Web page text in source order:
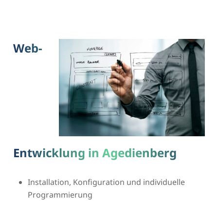
Web-
Entwicklung in Agedienberg
Installation, Konfiguration und individuelle
Programmierung